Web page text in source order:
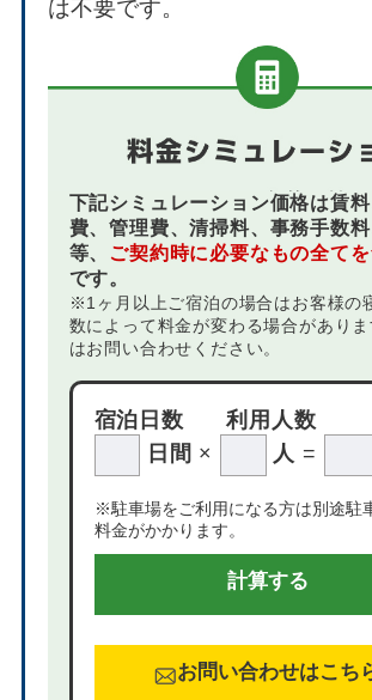
は不要です。
下記シミュレーション価格は賃
費、管理費、清掃料、事務手数
等、 ご契約時に必要なもの全て
です。
※1ヶ月以上ご宿泊の場合はお客様の
数によって料金が変わる場合がありま
はお問い合わせください。
宿泊日数
利用人数
日間 × 人=
※駐車場をご利用になる方は別途駐
料金がかかります。
計算する
お問い合わせはこち